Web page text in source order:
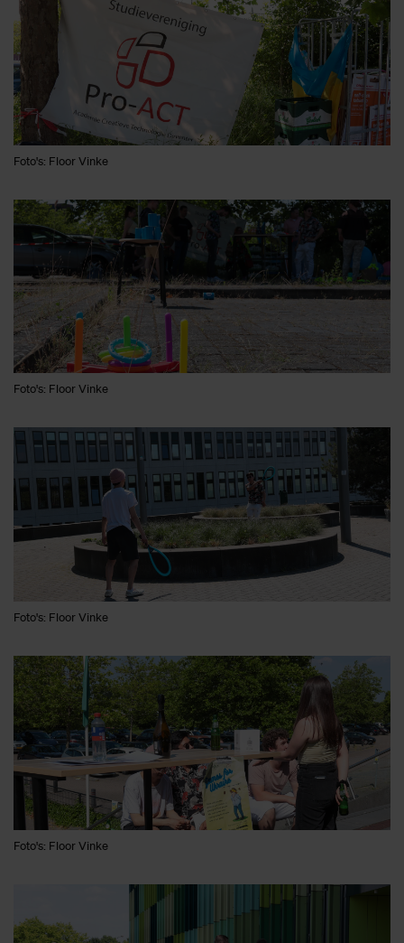
Foto's: Floor Vinke
Foto's: Floor Vinke
Foto's: Floor Vinke
Foto's: Floor Vinke